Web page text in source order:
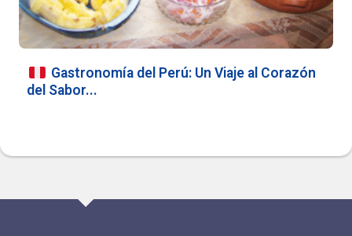
Gastronomía del Perú: Un Viaje al Corazón
del Sabor...